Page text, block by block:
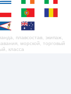
плавсостав, экипаж,
морской, торговый
класса